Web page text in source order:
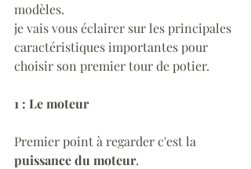
modèles.
je vais vous éclairer sur les principales
caractéristiques importantes pour
choisir son premier tour de potier.
1 : Le moteur
Premier point à regarder c'est la
puissance du moteur.